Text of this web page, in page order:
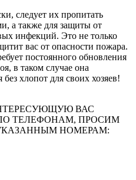
следует их пропитать
а также для защиты от
инфекций. Это не только
вас от опасности пожара.
постоянного обновления
в таком случае она
хлопот для своих хозяев!
ВАС
ТЕЛЕФОНАМ, ПРОСИМ
НОМЕРАМ: